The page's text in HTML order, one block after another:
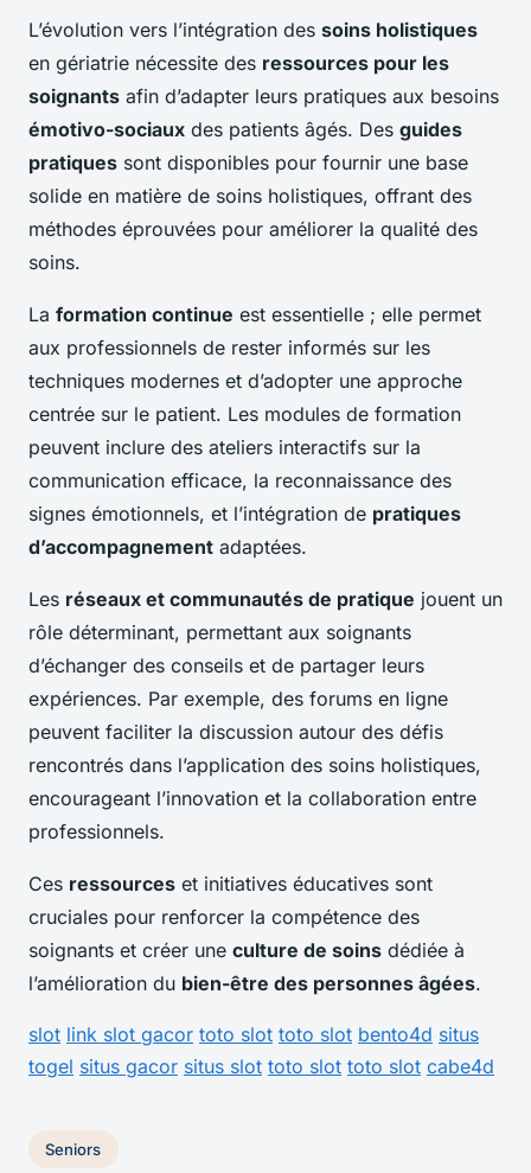
L’évolution vers l’intégration des soins holistiques
en gériatrie nécessite des ressources pour les
soignants afin d’adapter leurs pratiques aux besoins
émotivo-sociaux des patients âgés. Des guides
pratiques sont disponibles pour fournir une base
solide en matière de soins holistiques, offrant des
méthodes éprouvées pour améliorer la qualité des
soins.
La formation continue est essentielle ; elle permet
aux professionnels de rester informés sur les
techniques modernes et d’adopter une approche
centrée sur le patient. Les modules de formation
peuvent inclure des ateliers interactifs sur la
communication efficace, la reconnaissance des
signes émotionnels, et l’intégration de pratiques
d’accompagnement adaptées.
Les réseaux et communautés de pratique jouent un
rôle déterminant, permettant aux soignants
d’échanger des conseils et de partager leurs
expériences. Par exemple, des forums en ligne
peuvent faciliter la discussion autour des défis
rencontrés dans l’application des soins holistiques,
encourageant l’innovation et la collaboration entre
professionnels.
Ces ressources et initiatives éducatives sont
cruciales pour renforcer la compétence des
soignants et créer une culture de soins dédiée à
l’amélioration du bien-être des personnes âgées.
slot link slot gacor toto slot toto slot bento4d situs
togel situs gacor situs slot toto slot toto slot cabe4d
Seniors